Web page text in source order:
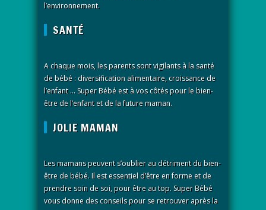
l’environnement.
SANTÉ
A chaque mois, les parents sont vigilants à la santé
de bébé : diversification alimentaire, croissance de
l’enfant … Super Bébé est à vos côtés pour le bien-
être de l’enfant et de la future maman.
JOLIE MAMAN
Les mamans peuvent s’oublier au détriment du bien-
être de bébé. Il est essentiel d’être en forme et de
prendre soin de soi, pour être au top. Super Bébé
vous donne des conseils pour se retrouver après la